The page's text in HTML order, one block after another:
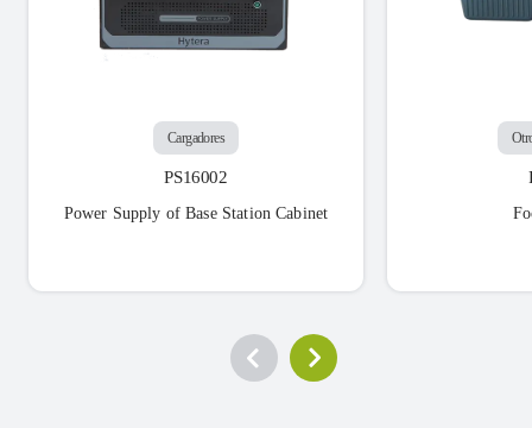
Cargadores
PS16002
Power Supply of Base Station Cabinet